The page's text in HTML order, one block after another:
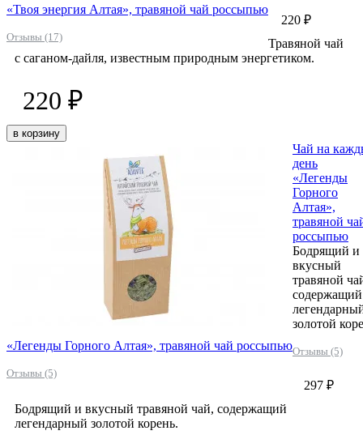
«Твоя энергия Алтая», травяной чай россыпью
Отзывы (17)
220 ₽
Травяной чай
с саганом-дайля, известным природным энергетиком.
220 ₽
в корзину
«Легенды Горного Алтая», травяной чай россыпью
Отзывы (5)
Чай на
день
«Легенды
Горного
Алтая»,
травяной
россыпью
Бодрящий и
вкусный
травяной
содержащий
золотой
Отзывы (5)
297 ₽
Бодрящий и вкусный травяной чай, содержащий
легендарный золотой корень.